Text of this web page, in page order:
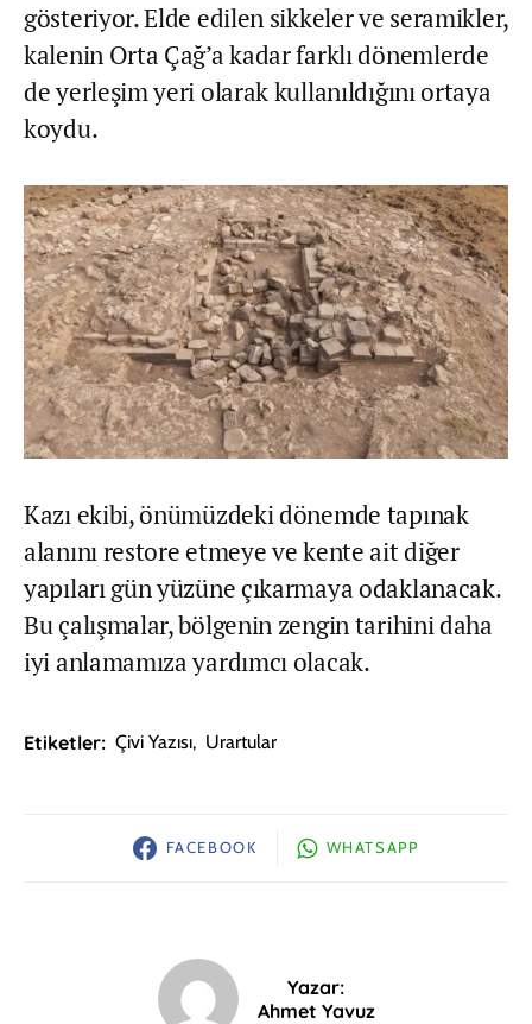
gösteriyor. Elde edilen sikkeler ve seramikler,
kalenin Orta Çağ’a kadar farklı dönemlerde
de yerleşim yeri olarak kullanıldığını ortaya
koydu.
Kazı ekibi, önümüzdeki dönemde tapınak
alanını restore etmeye ve kente ait diğer
yapıları gün yüzüne çıkarmaya odaklanacak.
Bu çalışmalar, bölgenin zengin tarihini daha
iyi anlamamıza yardımcı olacak.
Etiketler: Çivi Yazısı, Urartular
FACEBOOK WHATSAPP
Yazar:
Ahmet Yavuz